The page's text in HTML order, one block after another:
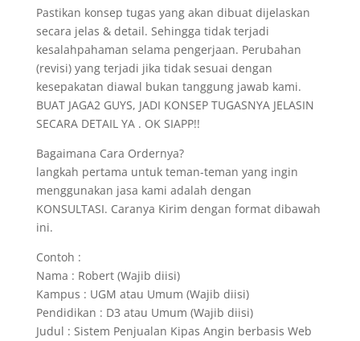
Pastikan konsep tugas yang akan dibuat dijelaskan
secara jelas & detail. Sehingga tidak terjadi
kesalahpahaman selama pengerjaan. Perubahan
(revisi) yang terjadi jika tidak sesuai dengan
kesepakatan diawal bukan tanggung jawab kami.
BUAT JAGA2 GUYS, JADI KONSEP TUGASNYA JELASIN
SECARA DETAIL YA . OK SIAPP!!
Bagaimana Cara Ordernya?
langkah pertama untuk teman-teman yang ingin
menggunakan jasa kami adalah dengan
KONSULTASI. Caranya Kirim dengan format dibawah
ini.
Contoh :
Nama : Robert (Wajib diisi)
Kampus : UGM atau Umum (Wajib diisi)
Pendidikan : D3 atau Umum (Wajib diisi)
Judul : Sistem Penjualan Kipas Angin berbasis Web